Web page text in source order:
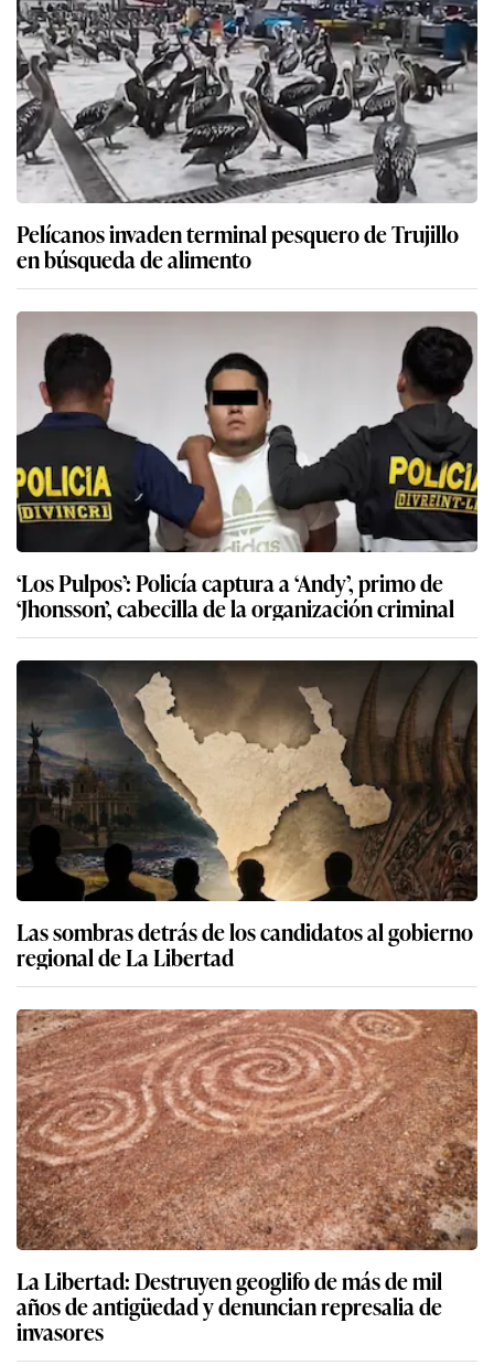
Pelícanos invaden terminal pesquero de Trujillo
en búsqueda de alimento
‘Los Pulpos’: Policía captura a ‘Andy’, primo de
‘Jhonsson’, cabecilla de la organización criminal
Las sombras detrás de los candidatos al gobierno
regional de La Libertad
La Libertad: Destruyen geoglifo de más de mil
años de antigüedad y denuncian represalia de
invasores